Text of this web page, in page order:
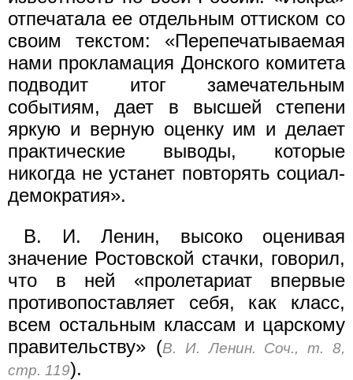
отпечатала ее отдельным оттиском со
своим текстом: «Перепечатываемая
нами прокламация Донского комитета
подводит итог замечательным
событиям, дает в высшей степени
яркую и верную оценку им и делает
практические выводы, которые
никогда не устанет повторять социал-
демократия».
В. И. Ленин, высоко оценивая
значение Ростовской стачки, говорил,
что в ней «пролетариат впервые
противопоставляет себя, как класс,
всем остальным классам и царскому
правительству» (В. И. Ленин. Соч., т. 8,
стр. 119).